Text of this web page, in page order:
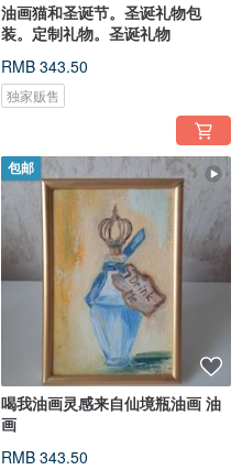
油画猫和圣诞节。圣诞礼物包
装。定制礼物。圣诞礼物
RMB 343.50
独家贩售
包邮
喝我油画灵感来自仙境瓶油画 油
画
RMB 343.50